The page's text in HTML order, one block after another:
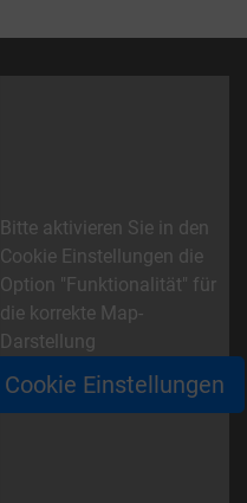
Bitte aktivieren Sie in den
Cookie Einstellungen die
Option "Funktionalität" für
die korrekte Map-
Darstellung
Cookie Einstellungen